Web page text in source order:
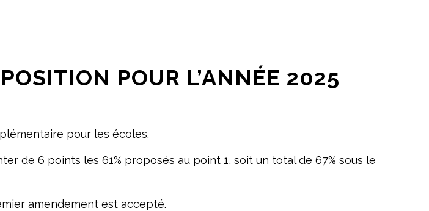
POUR L’ANNÉE 2025
pour les écoles.
de 6 points les 61% proposés au point 1, soit un total de 67% sous le
amendement est accepté.